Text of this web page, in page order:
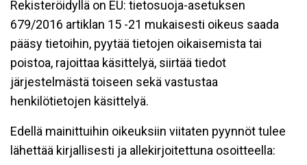
Rekisteröidyllä on EU: tietosuoja-asetuksen
679/2016 artiklan 15 -21 mukaisesti oikeus saada
pääsy tietoihin, pyytää tietojen oikaisemista tai
poistoa, rajoittaa käsittelyä, siirtää tiedot
järjestelmästä toiseen sekä vastustaa
henkilötietojen käsittelyä.
Edellä mainittuihin oikeuksiin viitaten pyynnöt tulee
lähettää kirjallisesti ja allekirjoitettuna osoitteella: